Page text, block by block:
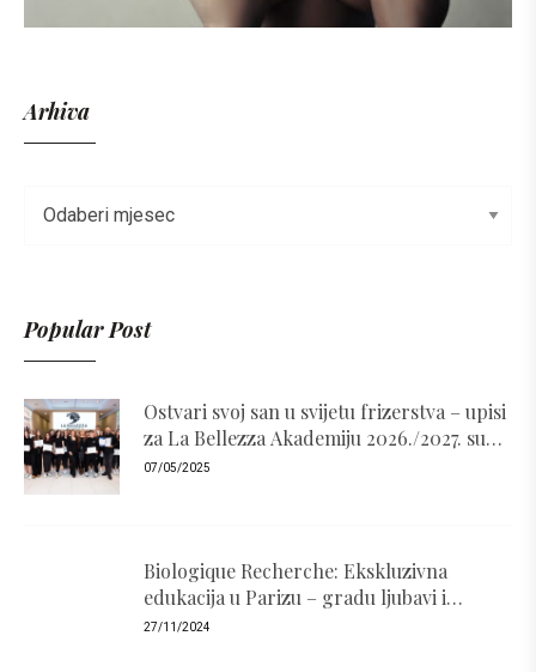
Arhiva
Popular Post
Ostvari svoj san u svijetu frizerstva – upisi
za La Bellezza Akademiju 2026./2027. su
otvoreni!
07/05/2025
Biologique Recherche: Ekskluzivna
edukacija u Parizu – gradu ljubavi i
luksuza
27/11/2024